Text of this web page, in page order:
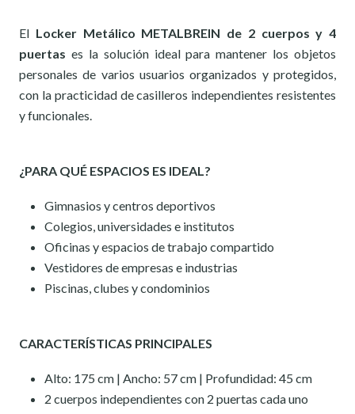
El Locker Metálico METALBREIN de 2 cuerpos y 4
puertas es la solución ideal para mantener los objetos
personales de varios usuarios organizados y protegidos,
con la practicidad de casilleros independientes resistentes
y funcionales.
¿PARA QUÉ ESPACIOS ES IDEAL?
Gimnasios y centros deportivos
Colegios, universidades e institutos
Oficinas y espacios de trabajo compartido
Vestidores de empresas e industrias
Piscinas, clubes y condominios
CARACTERÍSTICAS PRINCIPALES
Alto: 175 cm | Ancho: 57 cm | Profundidad: 45 cm
2 cuerpos independientes con 2 puertas cada uno